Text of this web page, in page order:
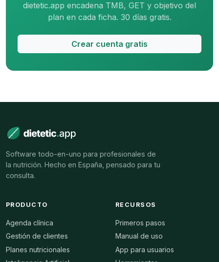
dietetic.app encadena TMB, GET y objetivo del
plan en cada ficha. 30 días gratis.
Crear cuenta gratis
Software todo-en-uno para profesionales de
la nutrición. Hecho en España, pensado para tu
consulta.
PRODUCTO
Agenda clínica
Gestión de clientes
Planes nutricionales
RECURSOS
Primeros pasos
Manual de uso
App para usuarios